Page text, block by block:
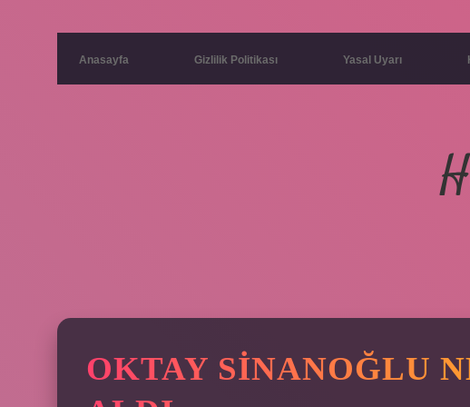
Anasayfa Gizlilik Politikası Yasal Uyarı
OKTAY SINANOĞLU